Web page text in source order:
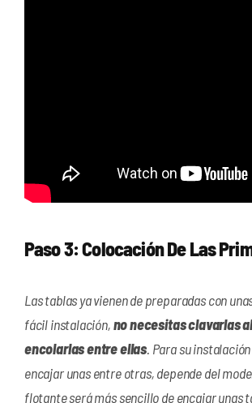
Paso 3: Colocación De Las
Las tablas ya vienen de preparadas con
fácil instalación,no necesitas clavarlas
encolarlas entre ellas. Para su
encajar unas entre otras, depende del
flotante será más sencillo de encajar unas